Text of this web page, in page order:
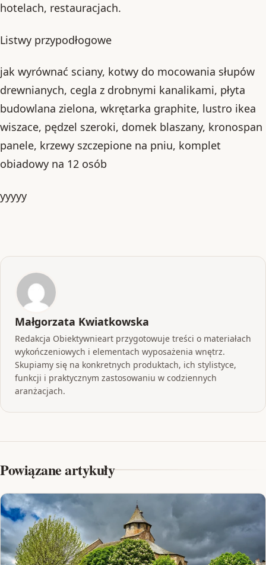
hotelach, restauracjach.
Listwy przypodłogowe
jak wyrównać sciany, kotwy do mocowania słupów
drewnianych, cegla z drobnymi kanalikami, płyta
budowlana zielona, wkrętarka graphite, lustro ikea
wiszace, pędzel szeroki, domek blaszany, kronospan
panele, krzewy szczepione na pniu, komplet
obiadowy na 12 osób
yyyyy
Małgorzata Kwiatkowska
Redakcja Obiektywnieart przygotowuje treści o materiałach
wykończeniowych i elementach wyposażenia wnętrz.
Skupiamy się na konkretnych produktach, ich stylistyce,
funkcji i praktycznym zastosowaniu w codziennych
aranżacjach.
Powiązane artykuły